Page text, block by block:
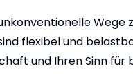
Wege
flexibel und
und Ihren Sinn